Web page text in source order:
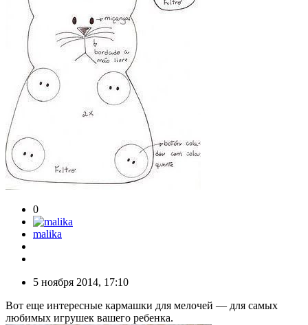
0
malika
5 ноября 2014, 17:10
Вот еще интересные кармашки для мелочей — для самых
любимых игрушек вашего ребенка.